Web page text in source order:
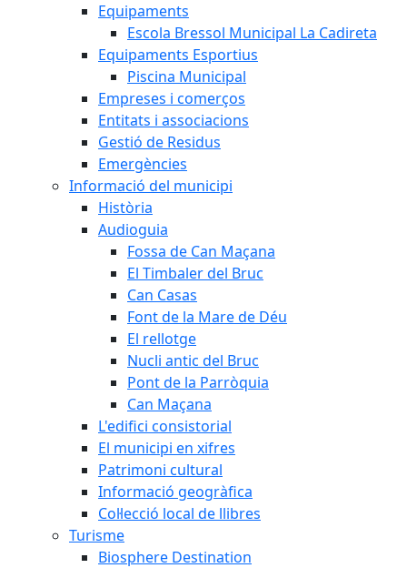
Equipaments
Escola Bressol Municipal La Cadireta
Equipaments Esportius
Piscina Municipal
Empreses i comerços
Entitats i associacions
Gestió de Residus
Emergències
Informació del municipi
Història
Audioguia
Fossa de Can Maçana
El Timbaler del Bruc
Can Casas
Font de la Mare de Déu
El rellotge
Nucli antic del Bruc
Pont de la Parròquia
Can Maçana
L'edifici consistorial
El municipi en xifres
Patrimoni cultural
Informació geogràfica
Col·lecció local de llibres
Turisme
Biosphere Destination